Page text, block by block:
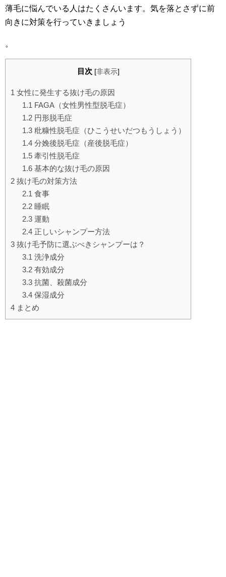
薄毛に悩んでいる人はたくさんいます。気を落とさずに前
向きに対策を行っていきましょう
。
目次 [非表示]
1 女性に発生する抜け毛の原因
1.1 FAGA（女性男性型脱毛症）
1.2円形脱毛症
1.3粃糠性脱毛症（ひこうせいだつもうしょう）
1.4分娩後脱毛症（産後脱毛症）
1.5牽引性脱毛症
1.6基本的な抜け毛の原因
2 抜け毛の対策方法
2.1 食事
2.2睡眠
2.3運動
2.4正しいシャンプー方法
3 抜け毛予防に選ぶべきシャンプーは？
3.1 洗浄成分
3.2有効成分
3.3抗菌、殺菌成分
3.4保湿成分
4 まとめ